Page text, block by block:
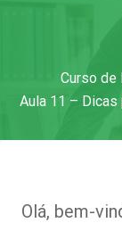
Curso de
Aula 11 – Dicas
Olá, bem-